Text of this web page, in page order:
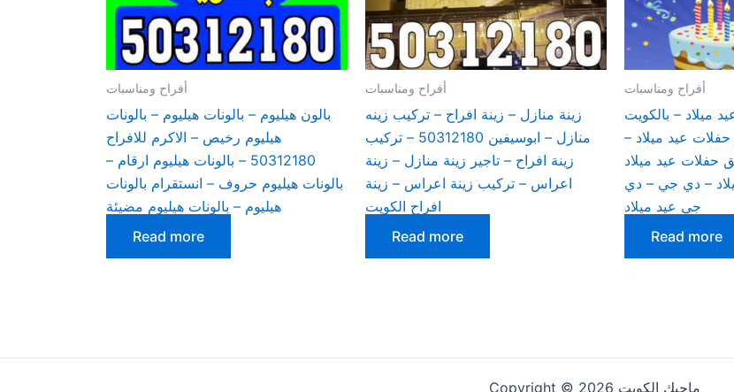
أفراح ومناسبات
بالون هيليوم – بالونات هيليوم – بالونات
هيليوم رخيص – الاكرم للافراح
50312180 – بالونات هيليوم ارقام –
بالونات هيليوم حروف – انستقرام بالونات
هيليوم – بالونات هيليوم مضيئة
Read more
أفراح ومناسبات
زينة منازل – زينة افراح – تركيب زينه
منازل – ابوسيفين 50312180 – تركيب
زينة افراح – تاجير زينة منازل – زينة
اعراس – تركيب زينة اعراس – زينة
افراح الكويت
Read more
أفراح ومناسبات
ميلاد – بالكويت
تجهيز حفلات عيد ميلاد –
حفلات عيد ميلاد
– دي جي – دي
جي عيد ميلاد
Read more
Copyright © 2026 ماجيك الكويت